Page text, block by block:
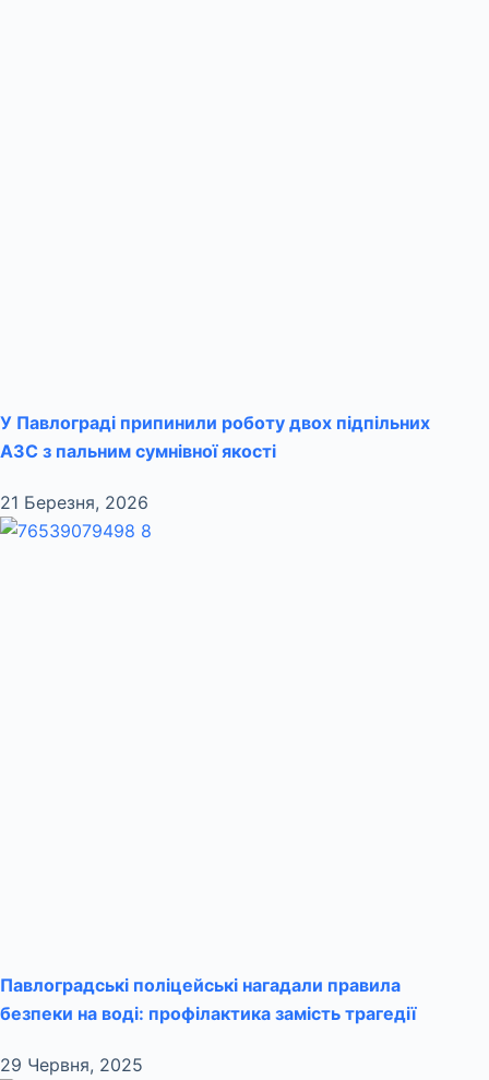
У Павлограді припинили роботу двох підпільних
АЗС з пальним сумнівної якості
21 Березня, 2026
Павлоградські поліцейські нагадали правила
безпеки на воді: профілактика замість трагедії
29 Червня, 2025